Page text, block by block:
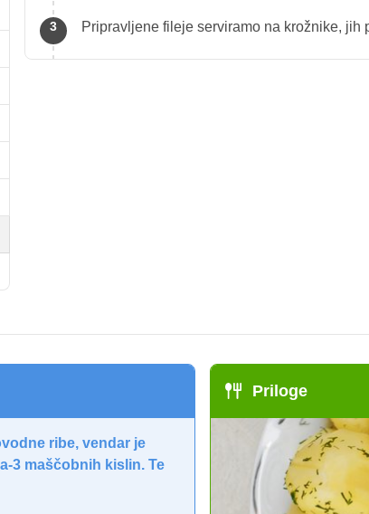
Pripravljene fileje serviramo na krožnike,
ribe, vendar je
3 maščobnih kislin. Te
Priloge